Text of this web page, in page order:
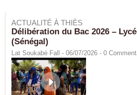
ACTUALITÉ À THIÈS
Délibération du Bac 2026 –
(Sénégal)
Lat Soukabé Fall - 06/07/2026 - 0